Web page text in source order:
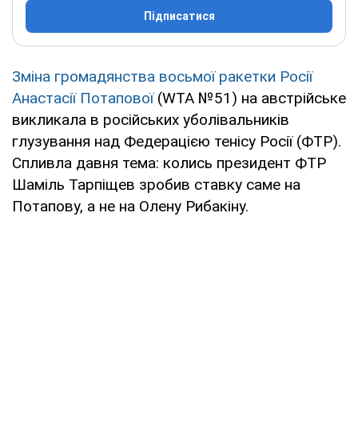
Підписатися
Зміна громадянства восьмої ракетки Росії
Анастасії Потапової(WTA №51) на австрійське
викликала в російських уболівальників
глузування над Федерацією тенісу Росії (ФТР).
Спливла давня тема: колись президент ФТР
Шаміль Тарпіщев зробив ставку саме на
Потапову, а не на Олену Рибакіну.